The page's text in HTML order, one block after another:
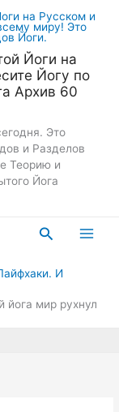
Йоги на
Йогу по
Архив 60
Это
и Разделов
Теорию и
Йога
Поиск
И
йога мир рухнул